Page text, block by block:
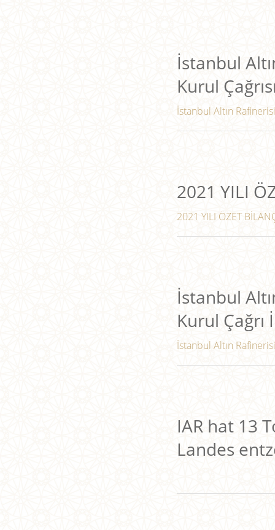
İstanbul
Kurul
İstanbul Altın
2021 YILI
2021 YILI ÖZET
İstanbul
Kurul Çağrı
İstanbul Altın
IAR hat 13
Landes